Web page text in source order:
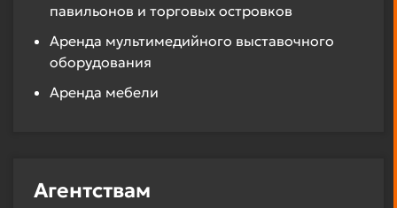
павильонов и торговых островков
Аренда мультимедийного выставочного
оборудования
Аренда мебели
Агентствам